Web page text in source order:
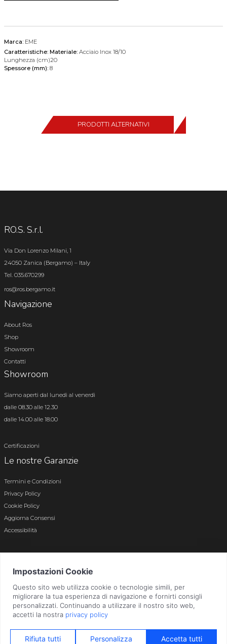
Marca: EME
Caratteristiche: Materiale: Acciaio Inox 18/10
Lunghezza (cm)20
Spessore (mm): 8
PRODOTTI ALTERNATIVI
RO.S. S.r.l.
Via Don Lorenzo Milani, 1
24050 Zanica (Bergamo) – Italy
Tel. 035.670299
ros@ros.bergamo.it
Navigazione
About Ros
Shop
Showroom
Contatti
Showroom
Siamo aperti dal lunedì al venerdì
dalle 08.30 alle 12.30
dalle 14.00 alle 18.00
Certificazioni
Le nostre Garanzie
Termini e Condizioni
Privacy Policy
Cookie Policy
Aggiorna Consensi
Accessibilità
Bergamo n. 01496180165 · Capitale Sociale i.v. € 800.000,00